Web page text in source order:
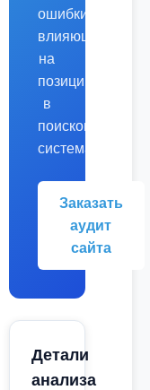
ошибки,
влияющие
на
позиции
в
поисковых
системах.
Заказать
аудит
сайта
Детали
анализа